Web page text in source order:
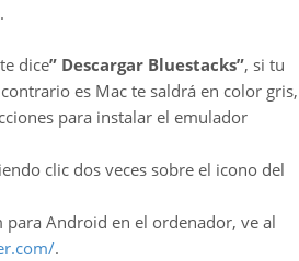
dice” Descargar Bluestacks”, si tu
es Mac te saldrá en color gris,
para instalar el emulador
clic dos veces sobre el icono del
Android en el ordenador, ve al
.